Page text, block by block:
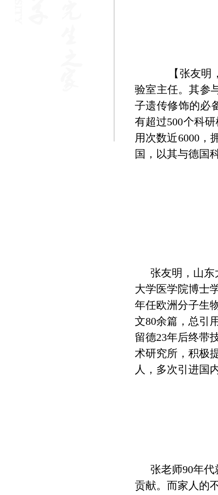
【张友明
验室主任。其参
子遗传修饰的必
有超过500个科
用次数近6000，
国，以其与德国
张友明， 山东
大学医学院博士
年任欧洲分子生
文80余篇，总引
留德23年后终带
术研究所，积极
人，多次引进国
张老师90年代
贡献。而家人的